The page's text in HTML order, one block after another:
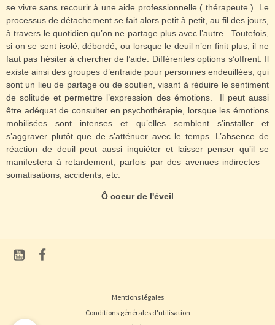
se vivre sans recourir à une aide professionnelle ( thérapeute ). Le
processus de détachement se fait alors petit à petit, au fil des jours,
à travers le quotidien qu’on ne partage plus avec l’autre. Toutefois,
si on se sent isolé, débordé, ou lorsque le deuil n’en finit plus, il ne
faut pas hésiter à chercher de l’aide. Différentes options s’offrent. Il
existe ainsi des groupes d’entraide pour personnes endeuillées, qui
sont un lieu de partage ou de soutien, visant à réduire le sentiment
de solitude et permettre l’expression des émotions. Il peut aussi
être adéquat de consulter en psychothérapie, lorsque les émotions
mobilisées sont intenses et qu’elles semblent s’installer et
s’aggraver plutôt que de s’atténuer avec le temps. L’absence de
réaction de deuil peut aussi inquiéter et laisser penser qu’il se
manifestera à retardement, parfois par des avenues indirectes –
somatisations, accidents, etc.
Ô coeur de l'éveil
Mentions légales
Conditions générales d'utilisation